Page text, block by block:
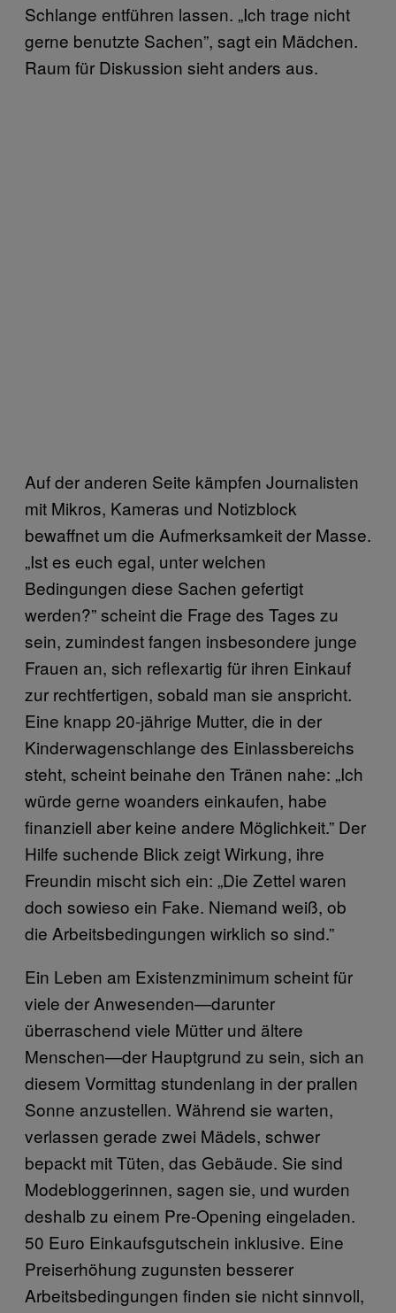
Schlange entführen lassen. „Ich trage nicht
gerne benutzte Sachen”, sagt ein Mädchen.
Raum für Diskussion sieht anders aus.
Auf der anderen Seite kämpfen Journalisten
mit Mikros, Kameras und Notizblock
bewaffnet um die Aufmerksamkeit der Masse.
„Ist es euch egal, unter welchen
Bedingungen diese Sachen gefertigt
werden?” scheint die Frage des Tages zu
sein, zumindest fangen insbesondere junge
Frauen an, sich reflexartig für ihren Einkauf
zur rechtfertigen, sobald man sie anspricht.
Eine knapp 20-jährige Mutter, die in der
Kinderwagenschlange des Einlassbereichs
steht, scheint beinahe den Tränen nahe: „Ich
würde gerne woanders einkaufen, habe
finanziell aber keine andere Möglichkeit.” Der
Hilfe suchende Blick zeigt Wirkung, ihre
Freundin mischt sich ein: „Die Zettel waren
doch sowieso ein Fake. Niemand weiß, ob
die Arbeitsbedingungen wirklich so sind.”
Ein Leben am Existenzminimum scheint für
viele der Anwesenden—darunter
überraschend viele Mütter und ältere
Menschen—der Hauptgrund zu sein, sich an
diesem Vormittag stundenlang in der prallen
Sonne anzustellen. Während sie warten,
verlassen gerade zwei Mädels, schwer
bepackt mit Tüten, das Gebäude. Sie sind
Modebloggerinnen, sagen sie, und wurden
deshalb zu einem Pre-Opening eingeladen.
50 Euro Einkaufsgutschein inklusive. Eine
Preiserhöhung zugunsten besserer
Arbeitsbedingungen finden sie nicht sinnvoll,